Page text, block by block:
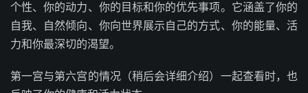
个性、你的动力、你的目标和你的优先事项。它涵盖了你的
自我、自然倾向、你向世界展示自己的方式、你的能量、活
力和你最深切的渴望。
第一宫与第六宫的情况（稍后会详细介绍）一起查看时，也